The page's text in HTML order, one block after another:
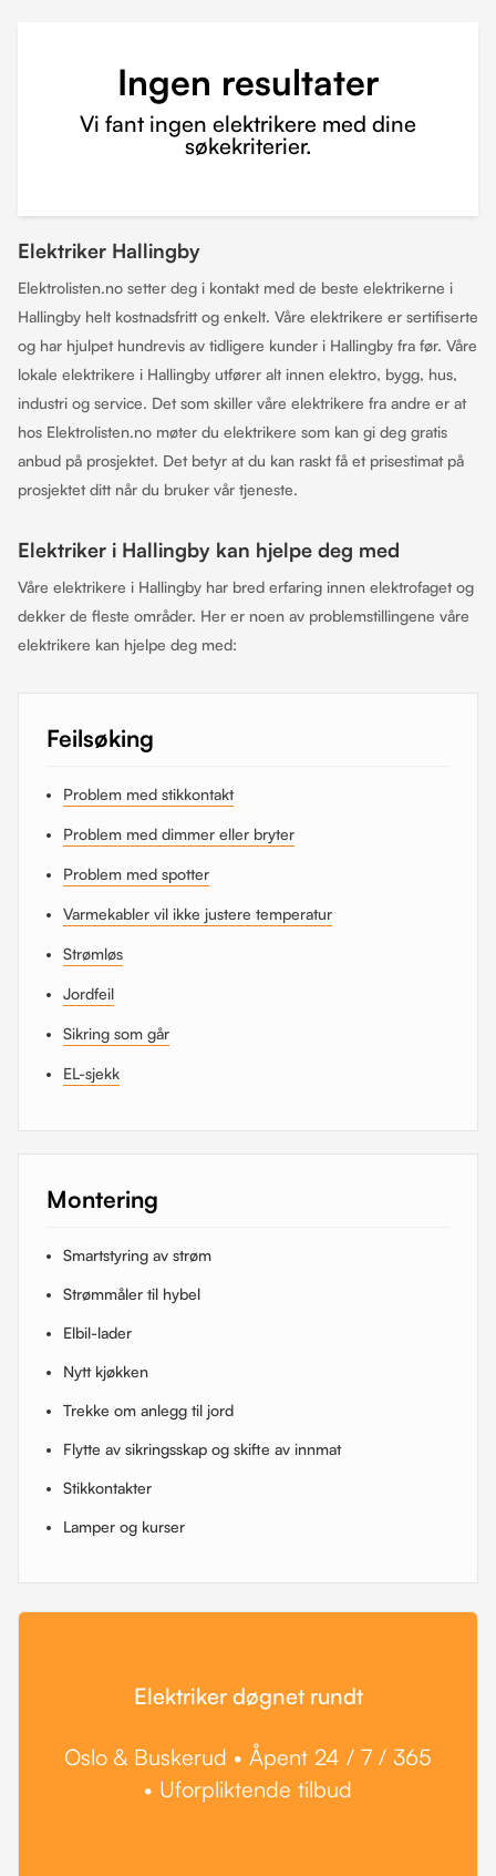
Ingen resultater
Vi fant ingen elektrikere med dine
søkekriterier.
Elektriker Hallingby
Elektrolisten.no setter deg i kontakt med de beste elektrikerne i
Hallingby helt kostnadsfritt og enkelt. Våre elektrikere er sertifiserte
og har hjulpet hundrevis av tidligere kunder i Hallingby fra før. Våre
lokale elektrikere i Hallingby utfører alt innen elektro, bygg, hus,
industri og service. Det som skiller våre elektrikere fra andre er at
hos Elektrolisten.no møter du elektrikere som kan gi deg gratis
anbud på prosjektet. Det betyr at du kan raskt få et prisestimat på
prosjektet ditt når du bruker vår tjeneste.
Elektriker i Hallingby kan hjelpe deg med
Våre elektrikere i Hallingby har bred erfaring innen elektrofaget og
dekker de fleste områder. Her er noen av problemstillingene våre
elektrikere kan hjelpe deg med:
Feilsøking
Problem med stikkontakt
Problem med dimmer eller bryter
Problem med spotter
Varmekabler vil ikke justere temperatur
Strømløs
Jordfeil
Sikring som går
EL-sjekk
Montering
Smartstyring av strøm
Strømmåler til hybel
Elbil-lader
Nytt kjøkken
Trekke om anlegg til jord
Flytte av sikringsskap og skifte av innmat
Stikkontakter
Lamper og kurser
Elektriker døgnet rundt
Oslo & Buskerud • Åpent 24 / 7 / 365
• Uforpliktende tilbud